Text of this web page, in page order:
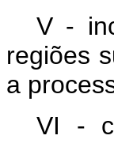
V -
regiões
a
VI -